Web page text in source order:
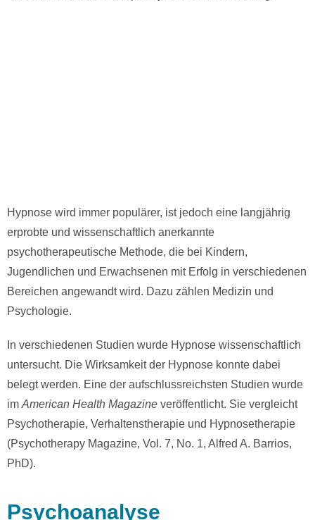
Hypnose wird immer populärer, ist jedoch eine langjährig
erprobte und wissenschaftlich anerkannte
psychotherapeutische Methode, die bei Kindern,
Jugendlichen und Erwachsenen mit Erfolg in verschiedenen
Bereichen angewandt wird. Dazu zählen Medizin und
Psychologie.
In verschiedenen Studien wurde Hypnose wissenschaftlich
untersucht. Die Wirksamkeit der Hypnose konnte dabei
belegt werden. Eine der aufschlussreichsten Studien wurde
im American Health Magazine veröffentlicht. Sie vergleicht
Psychotherapie, Verhaltenstherapie und Hypnosetherapie
(Psychotherapy Magazine, Vol. 7, No. 1, Alfred A. Barrios,
PhD).
Psychoanalyse